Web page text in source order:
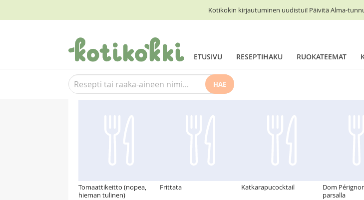
Kotikokin kirjautuminen uudistui! Päivitä Alma-
ETUSIVU RESEPTIHAKU RUOKATEEMAT
HAE
Suosittelemme myös
Tomaattikeitto (nopea,
hieman tulinen)
Frittata Katkarapucocktail
Dom
parsalla